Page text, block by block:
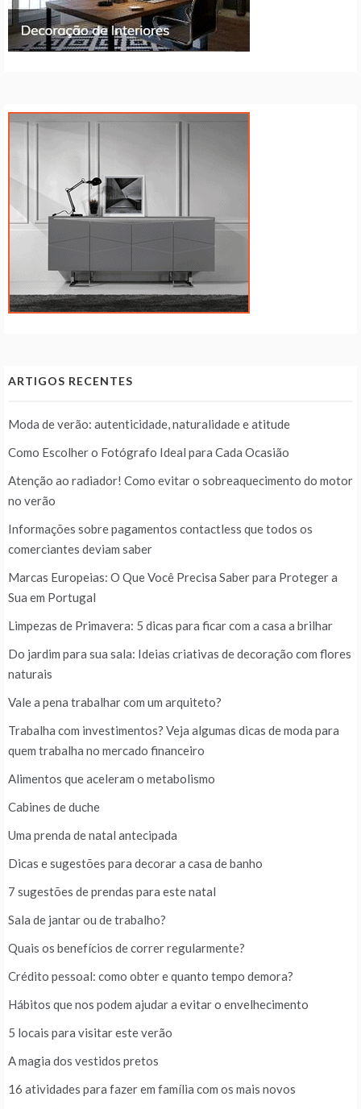
ARTIGOS RECENTES
Moda de verão: autenticidade, naturalidade e atitude
Como Escolher o Fotógrafo Ideal para Cada Ocasião
Atenção ao radiador! Como evitar o sobreaquecimento do motor
no verão
Informações sobre pagamentos contactless que todos os
comerciantes deviam saber
Marcas Europeias: O Que Você Precisa Saber para Proteger a
Sua em Portugal
Limpezas de Primavera: 5 dicas para ficar com a casa a brilhar
Do jardim para sua sala: Ideias criativas de decoração com flores
naturais
Vale a pena trabalhar com um arquiteto?
Trabalha com investimentos? Veja algumas dicas de moda para
quem trabalha no mercado financeiro
Alimentos que aceleram o metabolismo
Cabines de duche
Uma prenda de natal antecipada
Dicas e sugestões para decorar a casa de banho
7 sugestões de prendas para este natal
Sala de jantar ou de trabalho?
Quais os benefícios de correr regularmente?
Crédito pessoal: como obter e quanto tempo demora?
Hábitos que nos podem ajudar a evitar o envelhecimento
5 locais para visitar este verão
A magia dos vestidos pretos
16 atividades para fazer em família com os mais novos